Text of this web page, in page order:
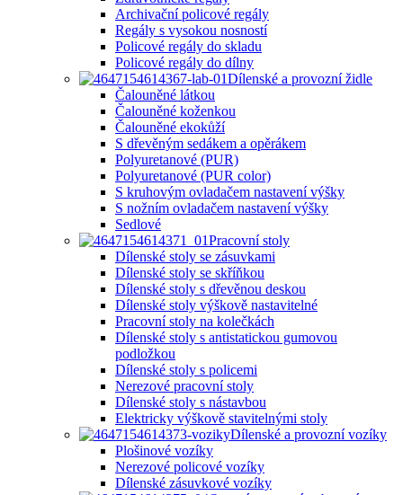
Archivační policové regály
Regály s vysokou nosností
Policové regály do skladu
Policové regály do dílny
Dílenské a provozní židle
Čalouněné látkou
Čalouněné koženkou
Čalouněné ekokůží
S dřevěným sedákem a opěrákem
Polyuretanové (PUR)
Polyuretanové (PUR color)
S kruhovým ovladačem nastavení výšky
S nožním ovladačem nastavení výšky
Sedlové
Pracovní stoly
Dílenské stoly se zásuvkami
Dílenské stoly se skříňkou
Dílenské stoly s dřevěnou deskou
Dílenské stoly výškově nastavitelné
Pracovní stoly na kolečkách
Dílenské stoly s antistatickou gumovou
podložkou
Dílenské stoly s policemi
Nerezové pracovní stoly
Dílenské stoly s nástavbou
Elektricky výškově stavitelnými stoly
Dílenské a provozní vozíky
Plošinové vozíky
Nerezové policové vozíky
Dílenské zásuvkové vozíky